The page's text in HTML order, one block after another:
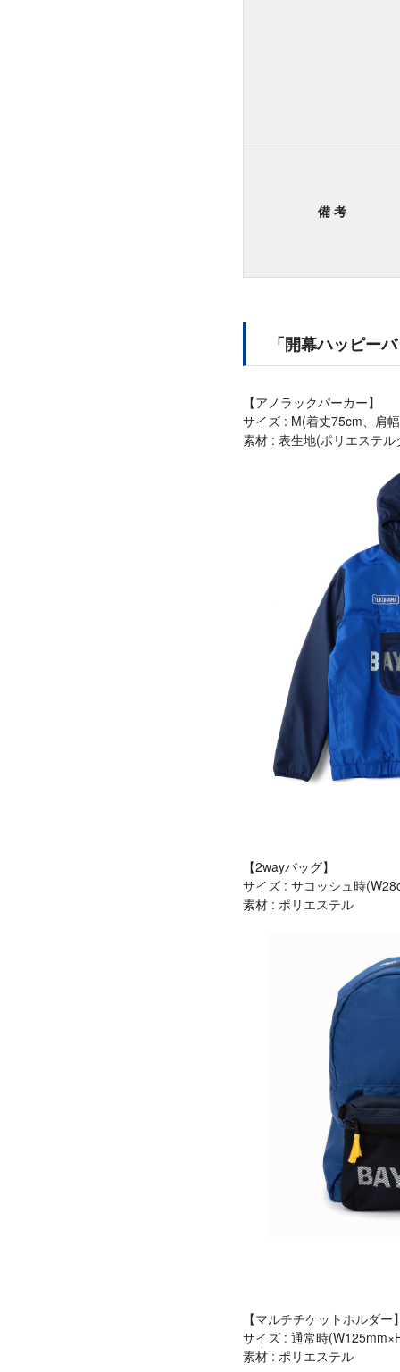
備 考
「開幕ハッピー
【アノラックパーカー】
サイズ : M(着丈75cm、肩
素材 : 表生地(ポリエステ
【2wayバッグ】
サイズ : サコッシュ時
素材 : ポリエステル
【マルチチケットホルダー
サイズ : 通常時
素材 : ポリエステル